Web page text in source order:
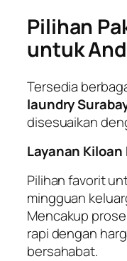
Pilihan
untuk
Tersedia
laundry
disesuaikan
Layanan Kiloan
Pilihan favorit
mingguan
Mencakup
rapi dengan
bersahabat.